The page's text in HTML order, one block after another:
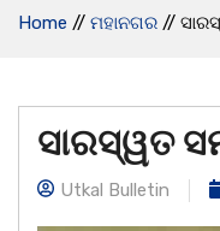
Home // ମହାନଗର //
ସାରସ୍ୱତ
Utkal Bulletin